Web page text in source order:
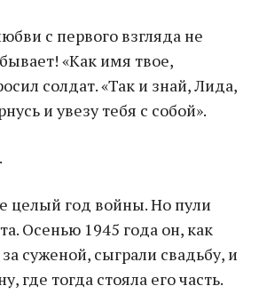
с первого взгляда не
«Как имя твое,
солдат. «Так и знай, Лида,
и увезу тебя с собой».
целый год войны. Но пули
Осенью 1945 года он, как
суженой, сыграли свадьбу, и
где тогда стояла его часть.